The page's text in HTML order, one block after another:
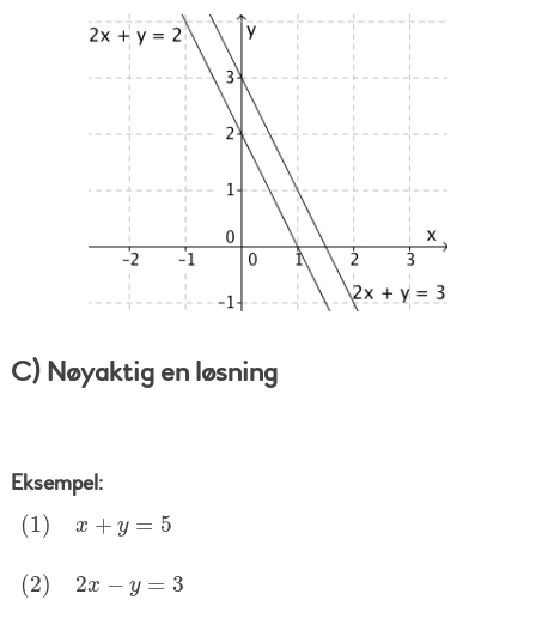
C) Nøyaktig en løsning
Eksempel:
(1)
(1 x + y = 5
x+y= 5
(2)
(2) 2x − y = 3
2x− y= 3